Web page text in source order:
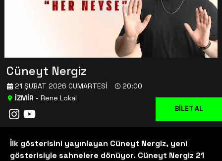
Cüneyt Nergiz
İZMİR - Rene Lokal
21 ŞUBAT 2026 CUMARTESI 20:00
BİLET AL
İlk gösterisini yayınlayan Cüneyt Nergiz, yeni
gösterisiyle sahnelere dönüyor. Cüneyt Nergiz 21